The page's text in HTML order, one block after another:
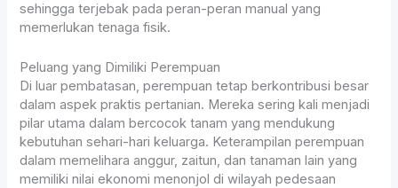
sehingga terjebak pada peran-peran manual yang
memerlukan tenaga fisik.
Peluang yang Dimiliki Perempuan
Di luar pembatasan, perempuan tetap berkontribusi besar
dalam aspek praktis pertanian. Mereka sering kali menjadi
pilar utama dalam bercocok tanam yang mendukung
kebutuhan sehari-hari keluarga. Keterampilan perempuan
dalam memelihara anggur, zaitun, dan tanaman lain yang
memiliki nilai ekonomi menonjol di wilayah pedesaan